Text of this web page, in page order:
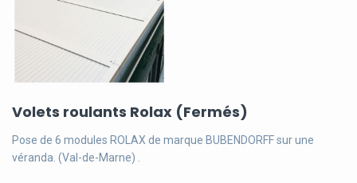
Volets roulants Rolax (Fermés)
Pose de 6 modules ROLAX de marque BUBENDORFF sur une
véranda. (Val-de-Marne) .